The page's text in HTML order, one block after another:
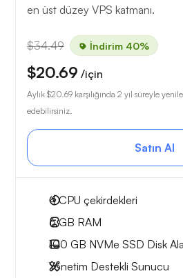
en üst düzey VPS katmanı.
$34.49 İndirim 40%
$20.69 /için
Aylık $20.69 karşılığında 2 yıl süreyle
edebilirsiniz.
Satın Al
4CPU çekirdekleri
6 GB RAM
100 GB NVMe SSD Disk
Yönetim Destekli Sunucu